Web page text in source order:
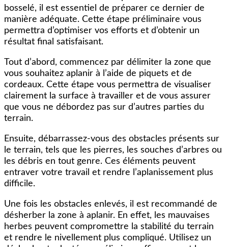
bosselé, il est essentiel de préparer ce dernier de
manière adéquate. Cette étape préliminaire vous
permettra d’optimiser vos efforts et d’obtenir un
résultat final satisfaisant.
Tout d’abord, commencez par délimiter la zone que
vous souhaitez aplanir à l’aide de piquets et de
cordeaux. Cette étape vous permettra de visualiser
clairement la surface à travailler et de vous assurer
que vous ne débordez pas sur d’autres parties du
terrain.
Ensuite, débarrassez-vous des obstacles présents sur
le terrain, tels que les pierres, les souches d’arbres ou
les débris en tout genre. Ces éléments peuvent
entraver votre travail et rendre l’aplanissement plus
difficile.
Une fois les obstacles enlevés, il est recommandé de
désherber la zone à aplanir. En effet, les mauvaises
herbes peuvent compromettre la stabilité du terrain
et rendre le nivellement plus compliqué. Utilisez un